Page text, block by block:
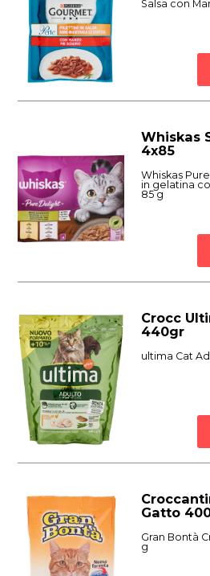
Salsa con
Whiskas
4x85
Whiskas
in gelatina
85 g
Crocc
440gr
ultima Cat
Gatto
Gran Bontà
g